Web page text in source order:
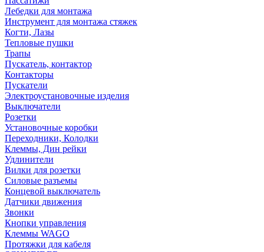
Лебедки для монтажа
Инструмент для монтажа стяжек
Когти, Лазы
Тепловые пушки
Трапы
Пускатель, контактор
Контакторы
Пускатели
Электроустановочные изделия
Выключатели
Розетки
Установочные коробки
Переходники, Колодки
Клеммы, Дин рейки
Удлинители
Вилки для розетки
Силовые разъемы
Концевой выключатель
Датчики движения
Звонки
Кнопки управления
Клеммы WAGO
Протяжки для кабеля